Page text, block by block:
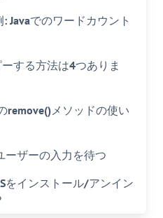
Javaでのワードカウント
する方法は4つありま
remove()メソッドの使い
ーザーの入力を待つ
をインストール/アンイン